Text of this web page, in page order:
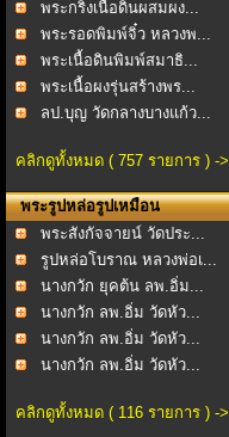
พระกริ่งเนื้อดินผสมผง...
พระรอดพิมพ์จิ๋ว หลวงพ...
พระเนื้อดินพิมพ์สมาธิ...
พระเนื้อผงรุ่นสร้างพร...
ลป.บุญ วัดกลางบางแก้ว...
คลิกดูทั้งหมด ( 757 รายการ ) ->
พระรูปหล่อรูปเหมือน
พระสังกัจจายน์ วัดประ...
รูปหล่อโบราณ หลวงพ่อเ...
นางกวัก ยุคต้น ลพ.อิ่ม...
นางกวัก ลพ.อิ่ม วัดหัว...
นางกวัก ลพ.อิ่ม วัดหัว...
นางกวัก ลพ.อิ่ม วัดหัว...
คลิกดูทั้งหมด ( 116 รายการ ) ->